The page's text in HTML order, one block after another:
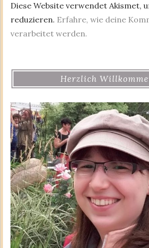
Diese Website verwendet Akismet,
reduzieren. Erfahre, wie deine
verarbeitet werden.
Herzlich